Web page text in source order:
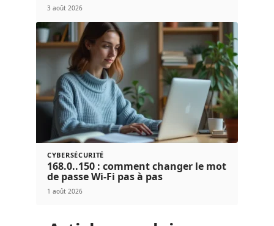
3 août 2026
CYBERSÉCURITÉ
168.0..150 : comment changer le mot
de passe Wi-Fi pas à pas
1 août 2026